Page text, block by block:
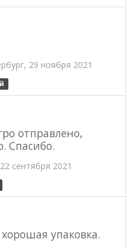
29 ноября 2021
отправлено,
Спасибо.
сентября 2021
упаковка.